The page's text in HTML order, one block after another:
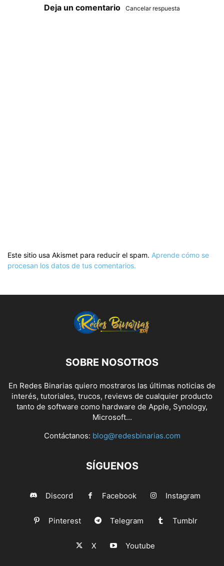
Deja un comentario Cancelar respuesta
Este sitio usa Akismet para reducir el spam. Aprende cómo se
procesan los datos de tus comentarios.
SOBRE NOSOTROS
En Redes Binarias quiero mostraros las últimas noticias de
interés, tutoriales, trucos, reviews de cualquier producto
tanto de software como hardware de Apple, Synology,
Microsoft...
Contáctanos: blog@redesbinarias.com
SÍGUENOS
Discord Facebook Instagram
Pinterest Telegram Tumblr
X Youtube